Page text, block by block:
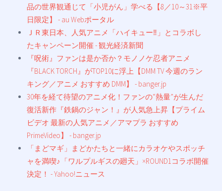
品の世界観通じて「小児がん」学べる【8／10～31※平
日限定】 - au Webポータル
ＪＲ東日本、人気アニメ「ハイキュー‼」とコラボし
たキャンペーン開催 - 観光経済新聞
『呪術』ファンは是か否か？モノノケ忍者アニメ
『BLACK TORCH』がTOP10に浮上【DMM TV 今週のラン
キング／アニメ おすすめ DMM】 - banger.jp
30年を経て待望のアニメ化！ファンの“熱量”が生んだ
復活新作『鉄鍋のジャン！』が人気急上昇【プライム
ビデオ 最新の人気アニメ／アマプラ おすすめ
PrimeVideo】 - banger.jp
「まどマギ」まどかたちと一緒にカラオケやスポッチ
ャを満喫♪「ワルプルギスの廻天」×ROUND1コラボ開催
決定！ - Yahoo!ニュース